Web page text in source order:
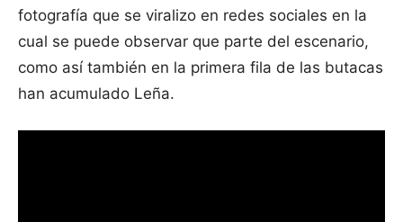
fotografía que se viralizo en redes sociales en la
cual se puede observar que parte del escenario,
como así también en la primera fila de las butacas
han acumulado Leña.